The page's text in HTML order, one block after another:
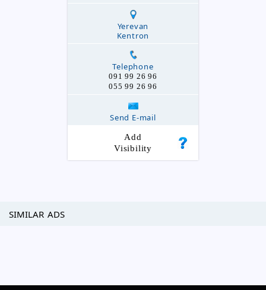
Yerevan
Kentron
Telephone
091 99 26 96
055 99 26 96
Send E-mail
Add
Visibility
SIMILAR ADS